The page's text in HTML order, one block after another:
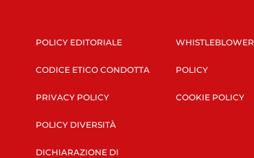
POLICY EDITORIALE
CODICE ETICO CONDOTTA
PRIVACY POLICY
POLICY DIVERSITÀ
DICHIARAZIONE DI
WHISTLEBLOWER
POLICY
COOKIE POLICY